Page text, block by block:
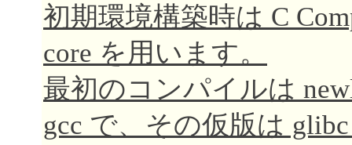
初期環境構築時は C
core を用います。
最初のコンパイルは
gcc で、その仮版は